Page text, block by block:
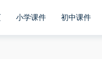
小学课件 初中课件